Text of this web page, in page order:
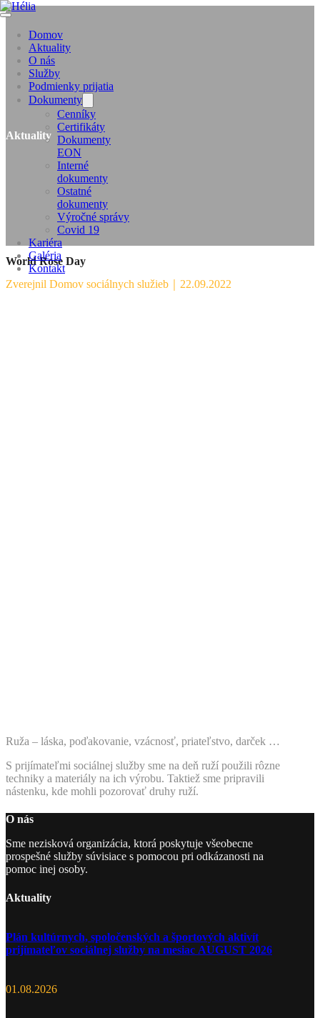
Domov
Aktuality
O nás
Služby
Podmienky prijatia
Dokumenty
Cenníky
Certifikáty
Dokumenty
EON
Interné
dokumenty
Ostatné
dokumenty
Výročné správy
Covid 19
Kariéra
Galéria
Kontakt
Aktuality
World Rose Day
Zverejnil Domov sociálnych služieb
22.09.2022
Ruža – láska, poďakovanie, vzácnosť, priateľstvo, darček …
S prijímateľmi sociálnej služby sme na deň ruží použili rôzne
techniky a materiály na ich výrobu. Taktiež sme pripravili
nástenku, kde mohli pozorovať druhy ruží.
O nás
Sme nezisková organizácia, ktorá poskytuje všeobecne
prospešné služby súvisiace s pomocou pri odkázanosti na
pomoc inej osoby.
Aktuality
Plán kultúrnych, spoločenských a športových aktivít
prijímateľov sociálnej služby na mesiac AUGUST 2026
01.08.2026